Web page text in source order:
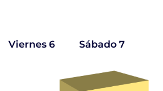
Viernes 6 Sábado 7